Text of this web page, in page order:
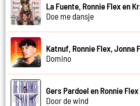
La Fuente, Ronnie Flex en
Doe me dansje
Katnuf, Ronnie Flex, Jonna
Domino
Gers Pardoel en Ronnie Flex
Door de wind